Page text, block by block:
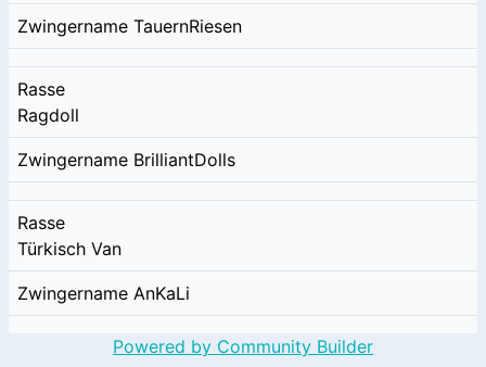
Zwingername TauernRiesen
Rasse
Ragdoll
Zwingername BrilliantDolls
Rasse
Türkisch Van
Zwingername AnKaLi
Powered by Community Builder